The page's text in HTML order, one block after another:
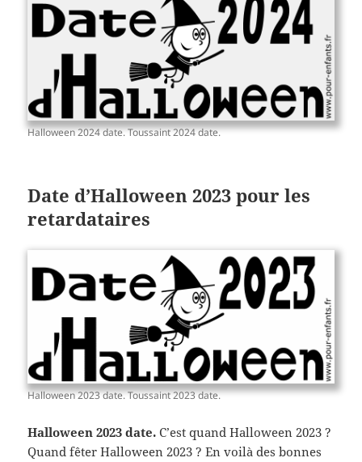
Halloween 2024 date. Toussaint 2024 date.
Date d’Halloween 2023 pour les
retardataires
Halloween 2023 date. Toussaint 2023 date.
Halloween 2023 date. C’est quand Halloween 2023 ?
Quand fêter Halloween 2023 ?En voilà des bonnes